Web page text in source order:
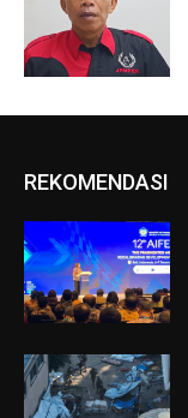
REKOMENDASI